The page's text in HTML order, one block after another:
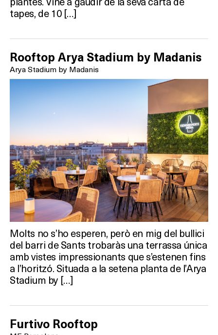
tapes, de 10 […]
Rooftop Arya Stadium by Madanis
Arya Stadium by Madanis
Molts no s’ho esperen, però en mig del bullici
del barri de Sants trobaràs una terrassa única
amb vistes impressionants que s’estenen fins
a l’horitzó. Situada a la setena planta de l’Arya
Stadium by […]
Furtivo Rooftop